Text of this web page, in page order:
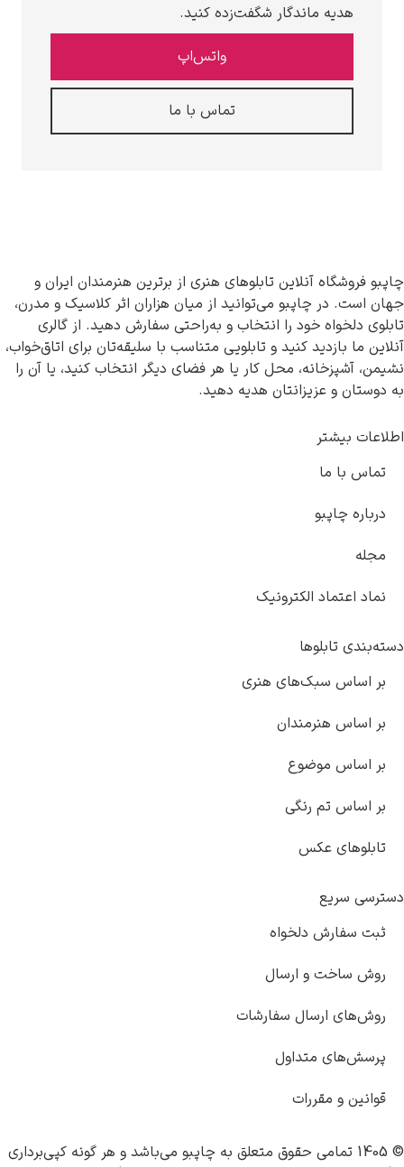
هدیه ماندگار شگفت‌زده کنید.
واتس‌اپ
تماس با ما
آنلاین تابلوهای هنری از برترین هنرمندان ایران و
در چاپبو می‌توانید از میان هزاران اثر کلاسیک و مدرن،
خود را انتخاب و به‌راحتی سفارش دهید. از گالری
بازدید کنید و تابلویی متناسب با سلیقه‌تان برای اتاق‌خواب،
محل کار یا هر فضای دیگر انتخاب کنید، یا آن را
و عزیزانتان هدیه دهید.
بیشتر
با ما
چاپبو
اعتماد الکترونیک
تابلوها
سبک‌های هنری
هنرمندان
موضوع
تم رنگی
عکس
سریع
دلخواه
ساخت و ارسال
ارسال سفارشات
متداول
و مقررات
چاپبومی‌باشد و هر گونه کپی‌برداری